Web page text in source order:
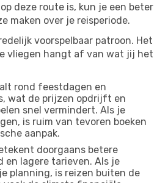
deze route is, kun je een beter
maken over je reisperiode.
voorspelbaar patroon. Het
vliegen hangt af van wat jij het
rond feestdagen en
wat de prijzen opdrijft en
snel vermindert. Als je
is ruim van tevoren boeken
aanpak.
doorgaans betere
en lagere tarieven. Als je
planning, is reizen buiten de